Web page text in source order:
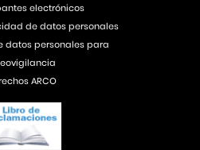
electrónicos
de datos personales
datos personales para
ARCO